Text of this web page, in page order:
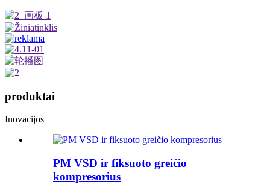
produktai
Inovacijos
PM VSD ir fiksuoto greičio
kompresorius